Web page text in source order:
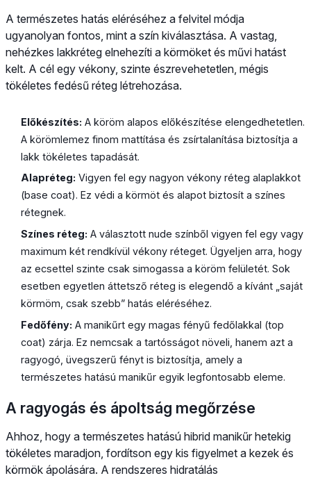
A természetes hatás eléréséhez a felvitel módja
ugyanolyan fontos, mint a szín kiválasztása. A vastag,
nehézkes lakkréteg elnehezíti a körmöket és művi hatást
kelt. A cél egy vékony, szinte észrevehetetlen, mégis
tökéletes fedésű réteg létrehozása.
Előkészítés: A köröm alapos előkészítése elengedhetetlen.
A körömlemez finom mattítása és zsírtalanítása biztosítja a
lakk tökéletes tapadását.
Alapréteg: Vigyen fel egy nagyon vékony réteg alaplakkot
(base coat). Ez védi a körmöt és alapot biztosít a színes
rétegnek.
Színes réteg: A választott nude színből vigyen fel egy vagy
maximum két rendkívül vékony réteget. Ügyeljen arra, hogy
az ecsettel szinte csak simogassa a köröm felületét. Sok
esetben egyetlen áttetsző réteg is elegendő a kívánt „saját
körmöm, csak szebb” hatás eléréséhez.
Fedőfény: A manikűrt egy magas fényű fedőlakkal (top
coat) zárja. Ez nemcsak a tartósságot növeli, hanem azt a
ragyogó, üvegszerű fényt is biztosítja, amely a
természetes hatású manikűr egyik legfontosabb eleme.
A ragyogás és ápoltság megőrzése
Ahhoz, hogy a természetes hatású hibrid manikűr hetekig
tökéletes maradjon, fordítson egy kis figyelmet a kezek és
körmök ápolására. A rendszeres hidratálás